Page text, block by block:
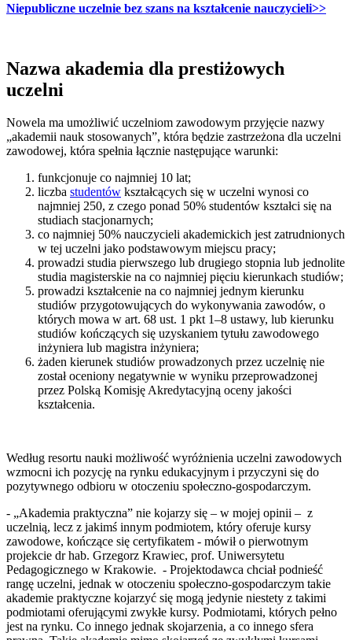
Niepubliczne uczelnie bez szans na kształcenie nauczycieli>>
Nazwa akademia dla prestiżowych
uczelni
Nowela ma umożliwić uczelniom zawodowym przyjęcie nazwy
„akademii nauk stosowanych”, która będzie zastrzeżona dla uczelni
zawodowej, która spełnia łącznie następujące warunki:
funkcjonuje co najmniej 10 lat;
liczba studentów kształcących się w uczelni wynosi co
najmniej 250, z czego ponad 50% studentów kształci się na
studiach stacjonarnych;
co najmniej 50% nauczycieli akademickich jest zatrudnionych
w tej uczelni jako podstawowym miejscu pracy;
prowadzi studia pierwszego lub drugiego stopnia lub jednolite
studia magisterskie na co najmniej pięciu kierunkach studiów;
prowadzi kształcenie na co najmniej jednym kierunku
studiów przygotowujących do wykonywania zawodów, o
których mowa w art. 68 ust. 1 pkt 1–8 ustawy, lub kierunku
studiów kończących się uzyskaniem tytułu zawodowego
inżyniera lub magistra inżyniera;
żaden kierunek studiów prowadzonych przez uczelnię nie
został oceniony negatywnie w wyniku przeprowadzonej
przez Polską Komisję Akredytacyjną oceny jakości
kształcenia.
Według resortu nauki możliwość wyróżnienia uczelni zawodowych
wzmocni ich pozycję na rynku edukacyjnym i przyczyni się do
pozytywnego odbioru w otoczeniu społeczno-gospodarczym.
- „Akademia praktyczna” nie kojarzy się – w mojej opinii – z
uczelnią, lecz z jakimś innym podmiotem, który oferuje kursy
zawodowe, kończące się certyfikatem - mówił o pierwotnym
projekcie dr hab. Grzegorz Krawiec, prof. Uniwersytetu
Pedagogicznego w Krakowie. - Projektodawca chciał podnieść
rangę uczelni, jednak w otoczeniu społeczno-gospodarczym takie
akademie praktyczne kojarzyć się mogą jedynie niestety z takimi
podmiotami oferującymi zwykłe kursy. Podmiotami, których pełno
jest na rynku. Co innego jednak skojarzenia, a co innego sfera